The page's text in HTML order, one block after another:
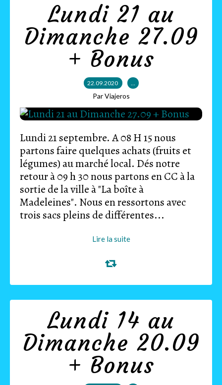
Lundi 21 au
Dimanche 27.09
+ Bonus
22.09.2020 …
Par Viajeros
Lundi 21 septembre. A 08 H 15 nous
partons faire quelques achats (fruits et
légumes) au marché local. Dés notre
retour à 09 h 30 nous partons en CC à la
sortie de la ville à "La boîte à
Madeleines". Nous en ressortons avec
trois sacs pleins de différentes...
Lire la suite
Lundi 14 au
Dimanche 20.09
+ Bonus